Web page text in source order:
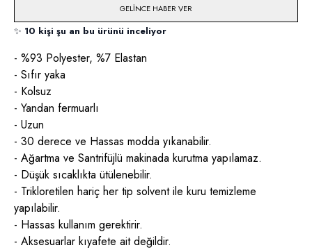
GELINCE HABER VER
✨ 10 kişi şu an bu ürünü inceliyor
- %93 Polyester, %7 Elastan
- Sıfır yaka
- Kolsuz
- Yandan fermuarlı
- Uzun
- 30 derece ve Hassas modda yıkanabilir.
- Ağartma ve Santrifüjlü makinada kurutma yapılamaz.
- Düşük sıcaklıkta ütülenebilir.
- Trikloretilen hariç her tip solvent ile kuru temizleme
yapılabilir.
- Hassas kullanım gerektirir.
- Aksesuarlar kıyafete ait değildir.